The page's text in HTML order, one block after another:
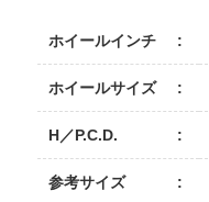
ホイールインチ
ホイールサイズ
H／P.C.D.
参考サイズ